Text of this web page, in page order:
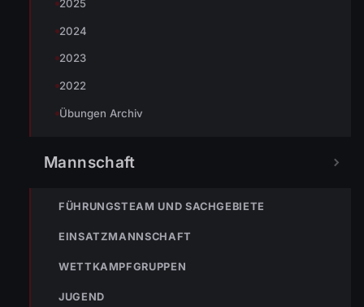
2025
2024
2023
2022
Übungen Archiv
Mannschaft
FÜHRUNGSTEAM UND SACHGEBIETE
EINSATZMANNSCHAFT
WETTKAMPFGRUPPEN
JUGEND